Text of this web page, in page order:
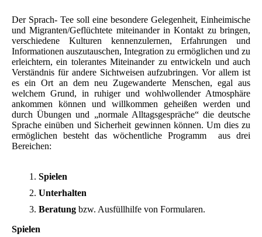
Der Sprach- Tee soll eine besondere Gelegenheit, Einheimische
und Migranten/Geflüchtete miteinander in Kontakt zu bringen,
verschiedene Kulturen kennenzulernen, Erfahrungen und
Informationen auszutauschen, Integration zu ermöglichen und zu
erleichtern, ein tolerantes Miteinander zu entwickeln und auch
Verständnis für andere Sichtweisen aufzubringen. Vor allem ist
es ein Ort an dem neu Zugewanderte Menschen, egal aus
welchem Grund, in ruhiger und wohlwollender Atmosphäre
ankommen können und willkommen geheißen werden und
durch Übungen und „normale Alltagsgespräche“ die deutsche
Sprache einüben und Sicherheit gewinnen können. Um dies zu
ermöglichen besteht das wöchentliche Programm aus drei
Bereichen:
Spielen
Unterhalten
Beratung bzw. Ausfüllhilfe von Formularen.
Spielen